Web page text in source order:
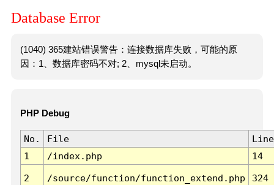
Database Error
(1040) 365建站错误警告：连接数据库失败，可能的原
因：1、数据库密码不对; 2、mysql未启动。
PHP Debug
No. File
Line
1
/index.php 14
2 /source/function/function_extend.php 324